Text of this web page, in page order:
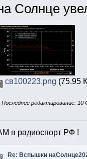
Солнце
св100223.png (75.95
Последнее редактирование: 10
в радиоспорт РФ !
Re: Вспышки